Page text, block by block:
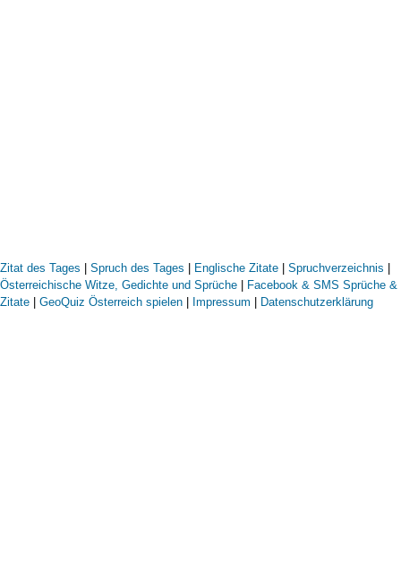
Zitat des Tages | Spruch des Tages | Englische Zitate | Spruchverzeichnis |
Österreichische Witze, Gedichte und Sprüche | Facebook & SMS Sprüche &
Zitate | GeoQuiz Österreich spielen | Impressum | Datenschutzerklärung